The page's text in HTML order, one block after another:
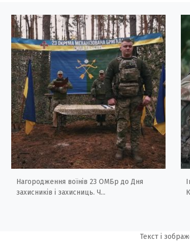
Нагородження воїнів 23 ОМБр до Дня
захисників і захисниць. Ч...
Текст і